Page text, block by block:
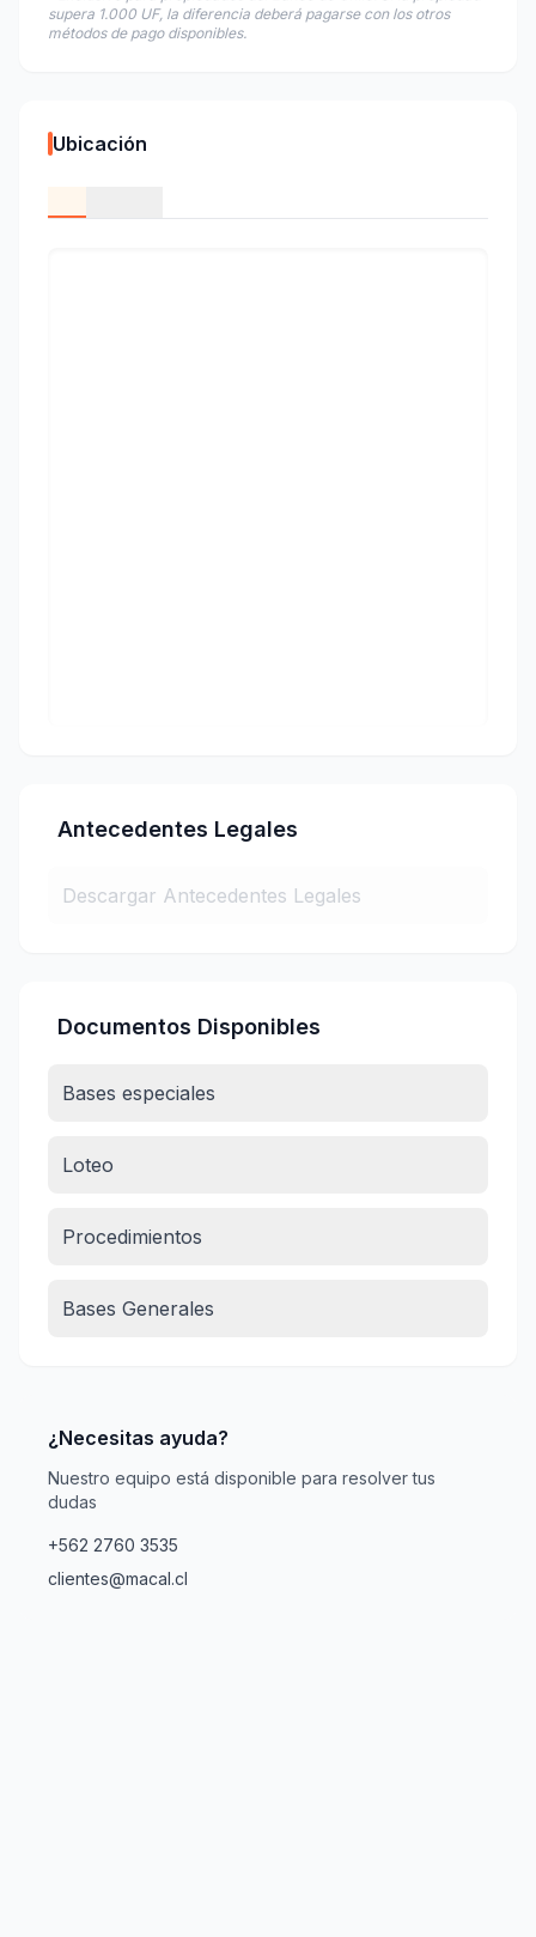
supera 1.000 UF, la diferencia deberá pagarse con los otros
métodos de pago disponibles.
Ubicación
Antecedentes Legales
Descargar Antecedentes Legales
Documentos Disponibles
Bases especiales
Loteo
Procedimientos
Bases Generales
¿Necesitas ayuda?
Nuestro equipo está disponible para resolver tus
dudas
+562 2760 3535
clientes@macal.cl